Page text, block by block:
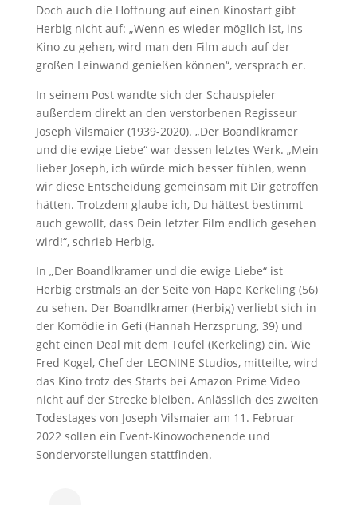
Doch auch die Hoffnung auf einen Kinostart gibt
Herbig nicht auf: „Wenn es wieder möglich ist, ins
Kino zu gehen, wird man den Film auch auf der
großen Leinwand genießen können“, versprach er.
In seinem Post wandte sich der Schauspieler
außerdem direkt an den verstorbenen Regisseur
Joseph Vilsmaier (1939-2020). „Der Boandlkramer
und die ewige Liebe“ war dessen letztes Werk. „Mein
lieber Joseph, ich würde mich besser fühlen, wenn
wir diese Entscheidung gemeinsam mit Dir getroffen
hätten. Trotzdem glaube ich, Du hättest bestimmt
auch gewollt, dass Dein letzter Film endlich gesehen
wird!“, schrieb Herbig.
In „Der Boandlkramer und die ewige Liebe“ ist
Herbig erstmals an der Seite von Hape Kerkeling (56)
zu sehen. Der Boandlkramer (Herbig) verliebt sich in
der Komödie in Gefi (Hannah Herzsprung, 39) und
geht einen Deal mit dem Teufel (Kerkeling) ein. Wie
Fred Kogel, Chef der LEONINE Studios, mitteilte, wird
das Kino trotz des Starts bei Amazon Prime Video
nicht auf der Strecke bleiben. Anlässlich des zweiten
Todestages von Joseph Vilsmaier am 11. Februar
2022 sollen ein Event-Kinowochenende und
Sondervorstellungen stattfinden.